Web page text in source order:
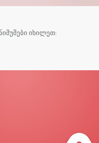
იხილეთ: